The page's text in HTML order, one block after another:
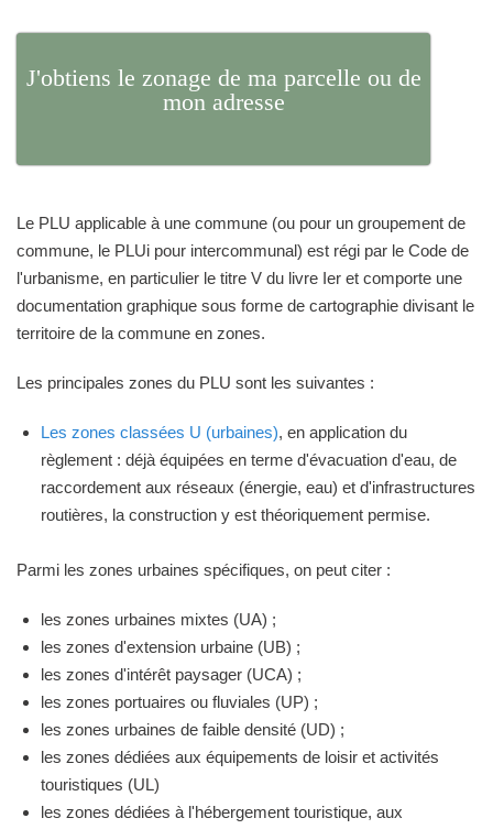
J'obtiens le zonage de ma parcelle ou de
mon adresse
Le PLU applicable à une commune (ou pour un groupement de
commune, le PLUi pour intercommunal) est régi par le Code de
l'urbanisme, en particulier le titre V du livre Ier et comporte une
documentation graphique sous forme de cartographie divisant le
territoire de la commune en zones.
Les principales zones du PLU sont les suivantes :
Les zones classées U (urbaines), en application du
règlement : déjà équipées en terme d'évacuation d'eau, de
raccordement aux réseaux (énergie, eau) et d'infrastructures
routières, la construction y est théoriquement permise.
Parmi les zones urbaines spécifiques, on peut citer :
les zones urbaines mixtes (UA) ;
les zones d'extension urbaine (UB) ;
les zones d'intérêt paysager (UCA) ;
les zones portuaires ou fluviales (UP) ;
les zones urbaines de faible densité (UD) ;
les zones dédiées aux équipements de loisir et activités
touristiques (UL)
les zones dédiées à l'hébergement touristique, aux